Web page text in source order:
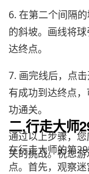
6. 在第二个间隔
的斜坡。画线将
达终点。
7. 画完线后，点
有成功到达终点
功通关。
通过以上步骤，
关的挑战。祝您
二,行走大师
在行走大师的第
点。首先，观察迷